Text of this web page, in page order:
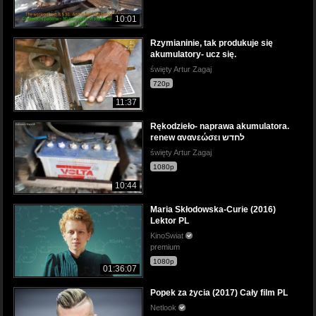
10:01
11:37
Rzymianinie, tak produkuje się
akumulatory- ucz się.
święty Artur Zagaj
720p
10:44
Rękodzieło- naprawa akumulatora.
renew ανανεώσει לחדש
święty Artur Zagaj
1080p
01:36:07
Maria Skłodowska-Curie (2016)
Lektor PL
KinoSwiat
premium
1080p
Popek za życia (2017) Cały film PL
Netlook